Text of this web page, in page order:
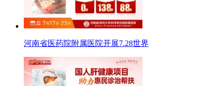
河南省医药院附属医院开展7.28世界